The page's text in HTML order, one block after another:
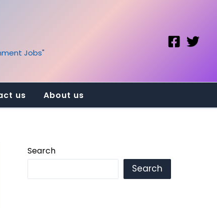
Jobs"
us About us
Search
Search